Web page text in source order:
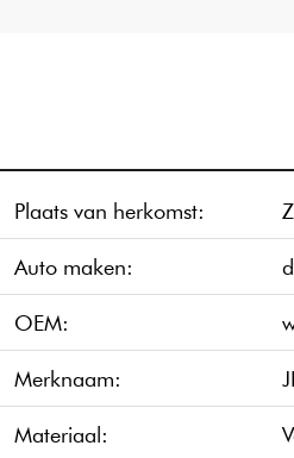
Plaats van herkomst:
Auto maken:
OEM:
Merknaam:
Materiaal: